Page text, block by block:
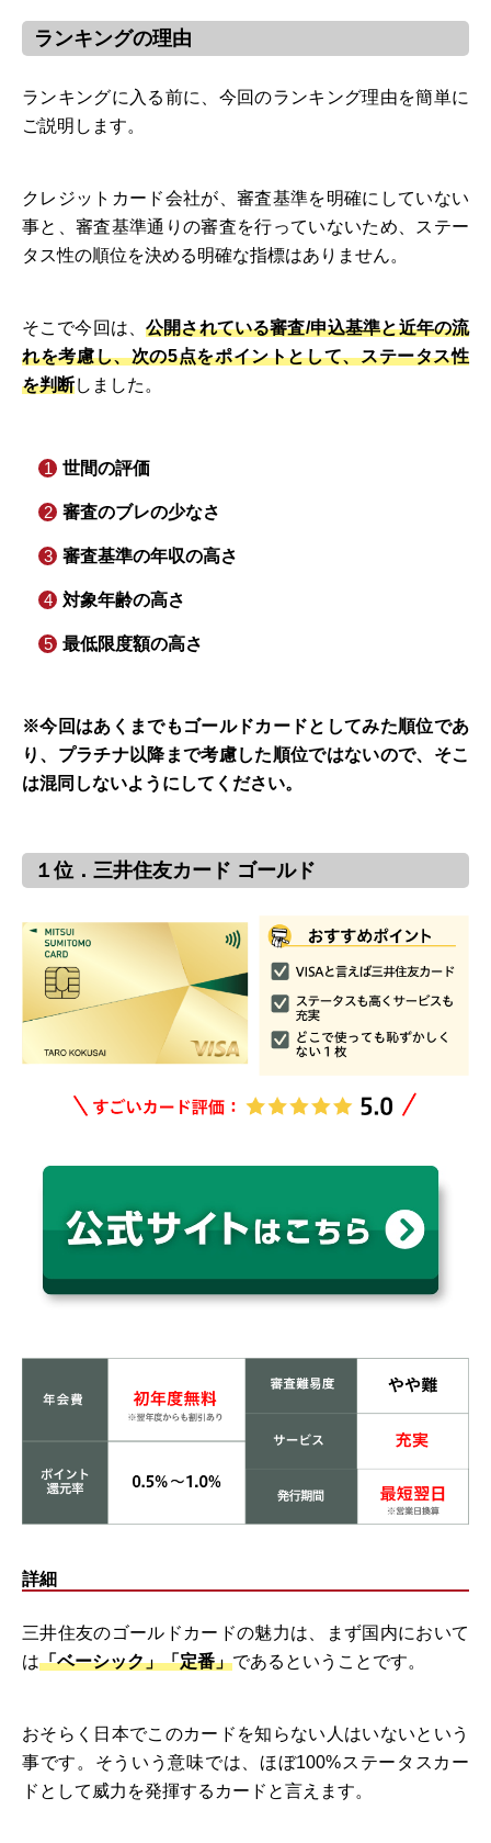
ランキングの理由
ランキングに入る前に、今回のランキング理由を簡単に
ご説明します。
クレジットカード会社が、審査基準を明確にしていない
事と、審査基準通りの審査を行っていないため、ステー
タス性の順位を決める明確な指標はありません。
そこで今回は、公開されている審査/申込基準と近年の流
れを考慮し、次の5点をポイントとして、ステータス性
を判断しました。
世間の評価
審査のブレの少なさ
審査基準の年収の高さ
対象年齢の高さ
最低限度額の高さ
※今回はあくまでもゴールドカードとしてみた順位であ
り、プラチナ以降まで考慮した順位ではないので、そこ
は混同しないようにしてください。
１位．三井住友カード ゴールド
詳細
三井住友のゴールドカードの魅力は、まず国内において
は「ベーシック」「定番」であるということです。
おそらく日本でこのカードを知らない人はいないという
事です。そういう意味では、ほぼ100%ステータスカー
ドとして威力を発揮するカードと言えます。